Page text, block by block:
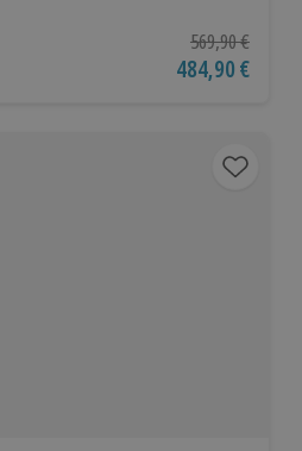
auf 1 Bewertungen
Ursprünglicher
569,90 €
Aktueller Preis
484,90 €